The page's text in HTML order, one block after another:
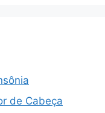
de Cabeça